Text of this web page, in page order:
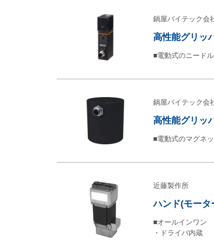
鍋屋バイテック会
高性能グリッ
■電動式のニード
鍋屋バイテック会
高性能グリッ
■電動式のマグネ
近藤製作所
ハンド(モータ
■オールインワン
・ドライバ内蔵